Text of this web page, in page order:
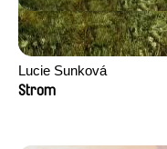
Lucie Sunková
Strom